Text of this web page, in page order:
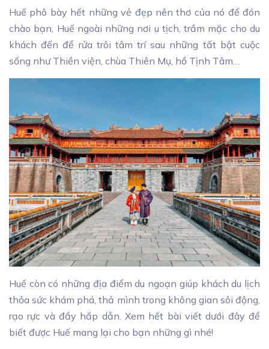
Huế phô bày hết những vẻ đẹp nên thơ của nó để đón
chào bạn, Huế ngoài những nơi u tịch, trầm mặc cho du
khách đến để rửa trôi tâm trí sau những tất bật cuộc
sống như Thiền viện, chùa Thiên Mụ, hồ Tịnh Tâm…
Huế còn có những địa điểm du ngoạn giúp khách du lịch
thỏa sức khám phá, thả mình trong không gian sôi động,
rạo rực và đầy hấp dẫn. Xem hết bài viết dưới đây để
biết được Huế mang lại cho bạn những gì nhé!